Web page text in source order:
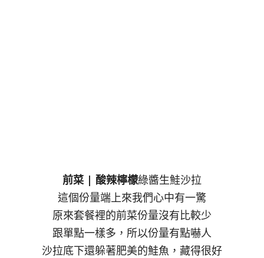
前菜 | 酸辣檸檬綠醬生鮭沙拉
這個份量端上來我們心中有一驚
原來套餐裡的前菜份量沒有比較少
跟單點一樣多，所以份量有點嚇人
沙拉底下還躲著肥美的鮭魚，藏得很好